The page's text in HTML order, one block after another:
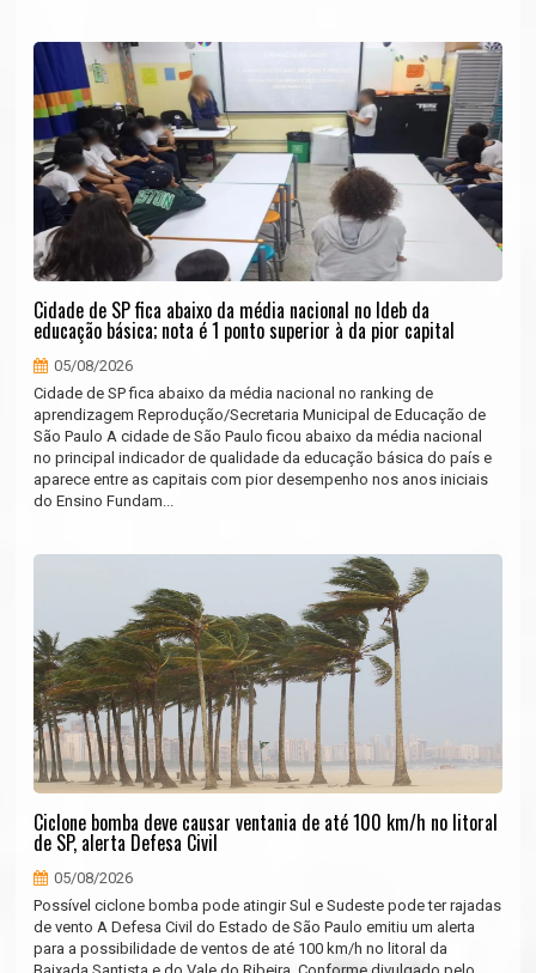
Cidade de SP fica abaixo da média nacional no Ideb da
educação básica; nota é 1 ponto superior à da pior capital
05/08/2026
Cidade de SP fica abaixo da média nacional no ranking de
aprendizagem Reprodução/Secretaria Municipal de Educação de
São Paulo A cidade de São Paulo ficou abaixo da média nacional
no principal indicador de qualidade da educação básica do país e
aparece entre as capitais com pior desempenho nos anos iniciais
do Ensino Fundam...
Ciclone bomba deve causar ventania de até 100 km/h no litoral
de SP, alerta Defesa Civil
05/08/2026
Possível ciclone bomba pode atingir Sul e Sudeste pode ter rajadas
de vento A Defesa Civil do Estado de São Paulo emitiu um alerta
para a possibilidade de ventos de até 100 km/h no litoral da